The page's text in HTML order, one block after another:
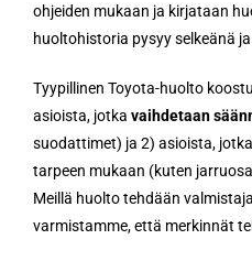
ohjeiden mukaan ja kirjataan
huoltohistoria pysyy selkeänä
Tyypillinen Toyota-huolto
asioista, jotka vaihdetaan
suodattimet) ja 2) asioista, jotka
tarpeen mukaan (kuten
Meillä huolto tehdään
varmistamme, että merkinnät